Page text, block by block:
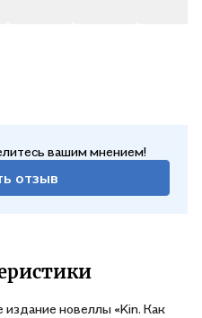
внутри книги.
входят:
см;
вашим мнением!
отзыв
новеллы «Kin. Как